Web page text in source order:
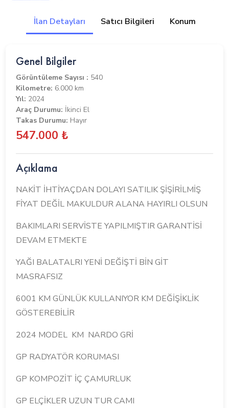
İlan Detayları Satıcı Bilgileri Konum
Genel Bilgiler
Görüntüleme Sayısı : 540
Kilometre: 6.000 km
Yıl: 2024
Araç Durumu: İkinci El
Takas Durumu: Hayır
547.000 ₺
Açıklama
NAKİT İHTİYAÇDAN DOLAYI SATILIK ŞİŞİRİLMİŞ
FİYAT DEĞİL MAKULDUR ALANA HAYIRLI OLSUN
BAKIMLARI SERVİSTE YAPILMIŞTIR GARANTİSİ
DEVAM ETMEKTE
YAĞI BALATALRI YENİ DEĞİŞTİ BİN GİT
MASRAFSIZ
6001 KM GÜNLÜK KULLANIYOR KM DEĞİŞİKLİK
GÖSTEREBİLİR
2024 MODEL KM NARDO GRİ
GP RADYATÖR KORUMASI
GP KOMPOZİT İÇ ÇAMURLUK
GP ELÇİKLER UZUN TUR CAMI